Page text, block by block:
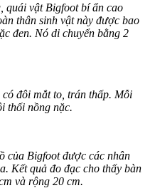
quái vật Bigfoot bí ẩn cao
thân sinh vật này được bao
đen. Nó di chuyển bằng 2
đôi mắt to, trán thấp. Mỗi
thối nồng nặc.
của Bigfoot được các nhân
Kết quả đo đạc cho thấy bàn
và rộng 20 cm.